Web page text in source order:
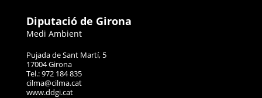
Diputació de Girona
Medi Ambient
Pujada de Sant Martí, 5
17004 Girona
Tel.: 972 184 835
cilma@cilma.cat
www.ddgi.cat